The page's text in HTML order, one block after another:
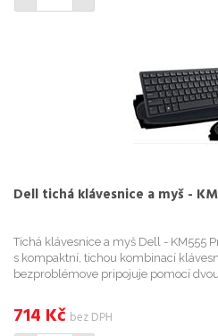
Dell tichá klávesnice a myš -
Tichá klávesnice a myš Dell - KM555
s kompaktní, tichou kombinací
bezproblémove pripojuje pomocí
714 Kč bez DPH